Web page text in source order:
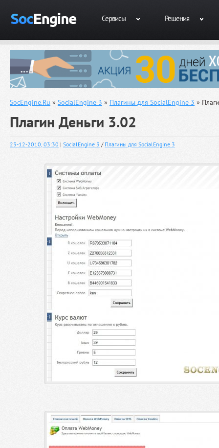
Сервисы Решения
SocEngine.Ru » SocialEngine 3 » Плагины для SocialEngine 3 »
Плагин Деньги 3.02
23-12-2010, 03:30 | SocialEngine 3 / Плагины для SocialEngine 3